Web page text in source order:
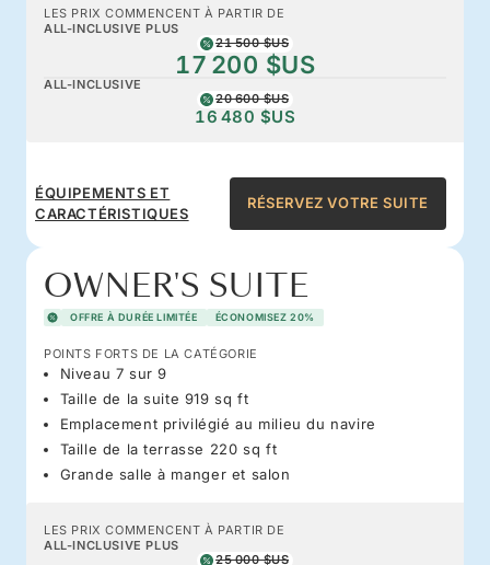
LES PRIX COMMENCENT À PARTIR DE
ALL-INCLUSIVE PLUS
21 500 $US
17 200 $US
ALL-INCLUSIVE
20 600 $US
16 480 $US
ÉQUIPEMENTS ET
CARACTÉRISTIQUES
RÉSERVEZ VOTRE SUITE
OWNER'S SUITE
OFFRE À DURÉE LIMITÉE ÉCONOMISEZ 20%
POINTS FORTS DE LA CATÉGORIE
Niveau 7 sur 9
Taille de la suite 919 sq ft
Emplacement privilégié au milieu du navire
Taille de la terrasse 220 sq ft
Grande salle à manger et salon
LES PRIX COMMENCENT À PARTIR DE
ALL-INCLUSIVE PLUS
25 000 $US